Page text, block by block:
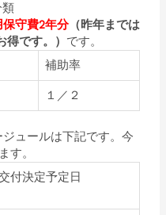
類
保守費2年分 （昨年までは
です。） です。
補助率
１／２
ュールは下記です。今
す。
付決定予定日